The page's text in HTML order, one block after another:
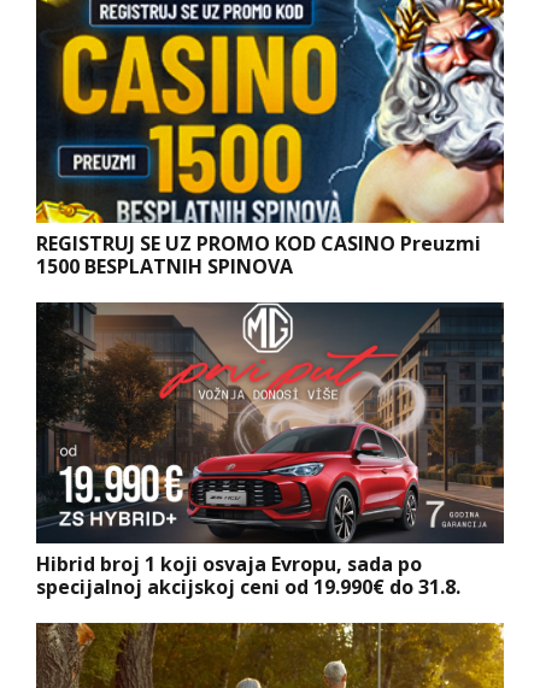
REGISTRUJ SE UZ PROMO KOD CASINO Preuzmi
1500 BESPLATNIH SPINOVA
Hibrid broj 1 koji osvaja Evropu, sada po
specijalnoj akcijskoj ceni od 19.990€ do 31.8.